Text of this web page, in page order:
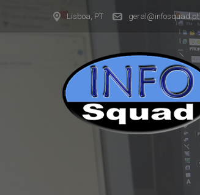
Lisboa, PT geral@infosquad.pt